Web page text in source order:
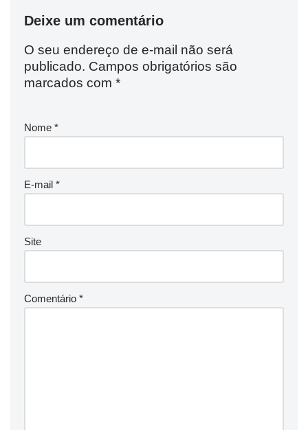
Deixe um comentário
O seu endereço de e-mail não será
publicado. Campos obrigatórios são
marcados com *
Nome *
E-mail *
Site
Comentário *